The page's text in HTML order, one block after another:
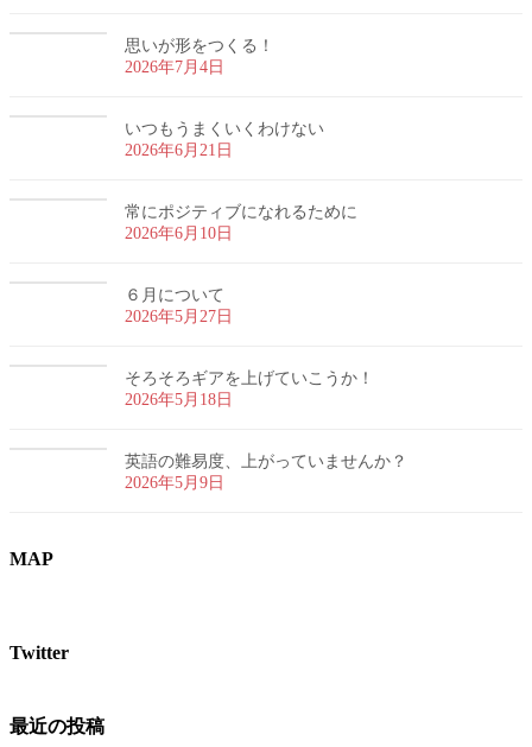
思いが形をつくる！
2026年7月4日
いつもうまくいくわけない
2026年6月21日
常にポジティブになれるために
2026年6月10日
６月について
2026年5月27日
そろそろギアを上げていこうか！
2026年5月18日
英語の難易度、上がっていませんか？
2026年5月9日
MAP
Twitter
最近の投稿